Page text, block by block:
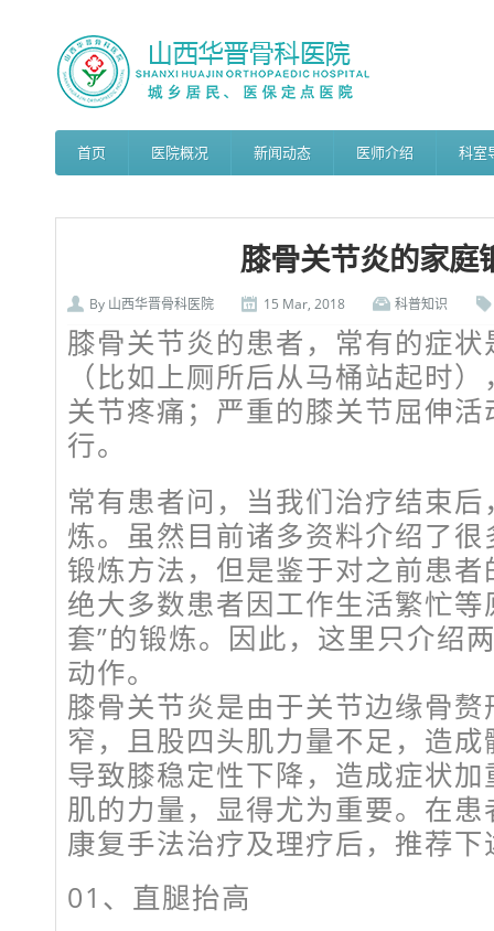
首页 医院概况 新闻动态 医师介绍 科室
膝骨关节炎的家庭
By 山西华晋骨科医院 15 Mar, 2018 科普知识
膝骨关节炎的患者，常有的症
（比如上厕所后从马桶站起时
关节疼痛；严重的膝关节屈伸
行。
常有患者问，当我们治疗结束
炼。虽然目前诸多资料介绍了
锻炼方法，但是鉴于对之前患
绝大多数患者因工作生活繁忙
套”的锻炼。因此，这里只介绍
动作。
膝骨关节炎是由于关节边缘骨
窄，且股四头肌力量不足，造
导致膝稳定性下降，造成症状
肌的力量，显得尤为重要。在
康复手法治疗及理疗后，推荐
01、直腿抬高